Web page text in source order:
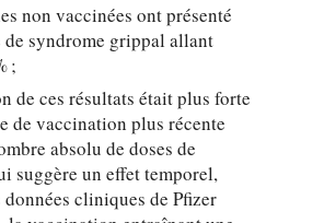
non vaccinées ont présenté
de syndrome grippal allant
;
de ces résultats était plus forte
de vaccination plus récente
absolu de doses de
suggère un effet temporel,
cliniques de Pfizer